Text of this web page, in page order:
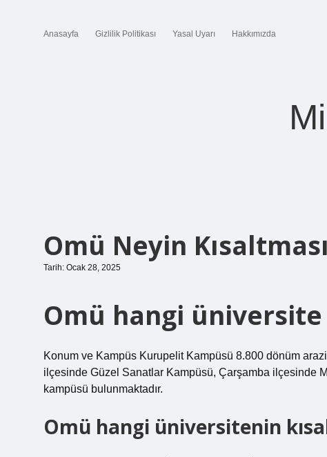
Anasayfa Gizlilik Politikası Yasal Uyarı Hakkımızda
Omü Neyin Kısaltması
Tarih: Ocak 28, 2025
Omü hangi
Konum ve Kampüs Kurupelit Kampüsü 8.800 dönüm
ilçesinde Güzel Sanatlar Kampüsü, Çarşamba ilçesinde
kampüsü bulunmaktadır.
Omü hangi üniversitenin